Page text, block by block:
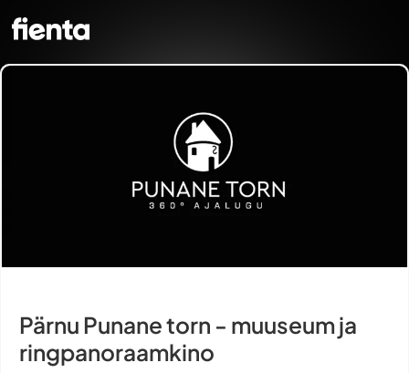
Pärnu Punane torn - muuseum ja
ringpanoraamkino